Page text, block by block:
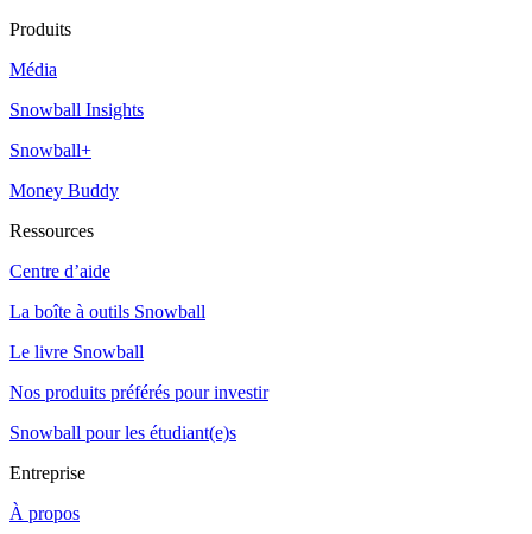
Produits
Média
Snowball Insights
Snowball+
Money Buddy
Ressources
Centre d’aide
La boîte à outils Snowball
Le livre Snowball
Nos produits préférés pour investir
Snowball pour les étudiant(e)s
Entreprise
À propos